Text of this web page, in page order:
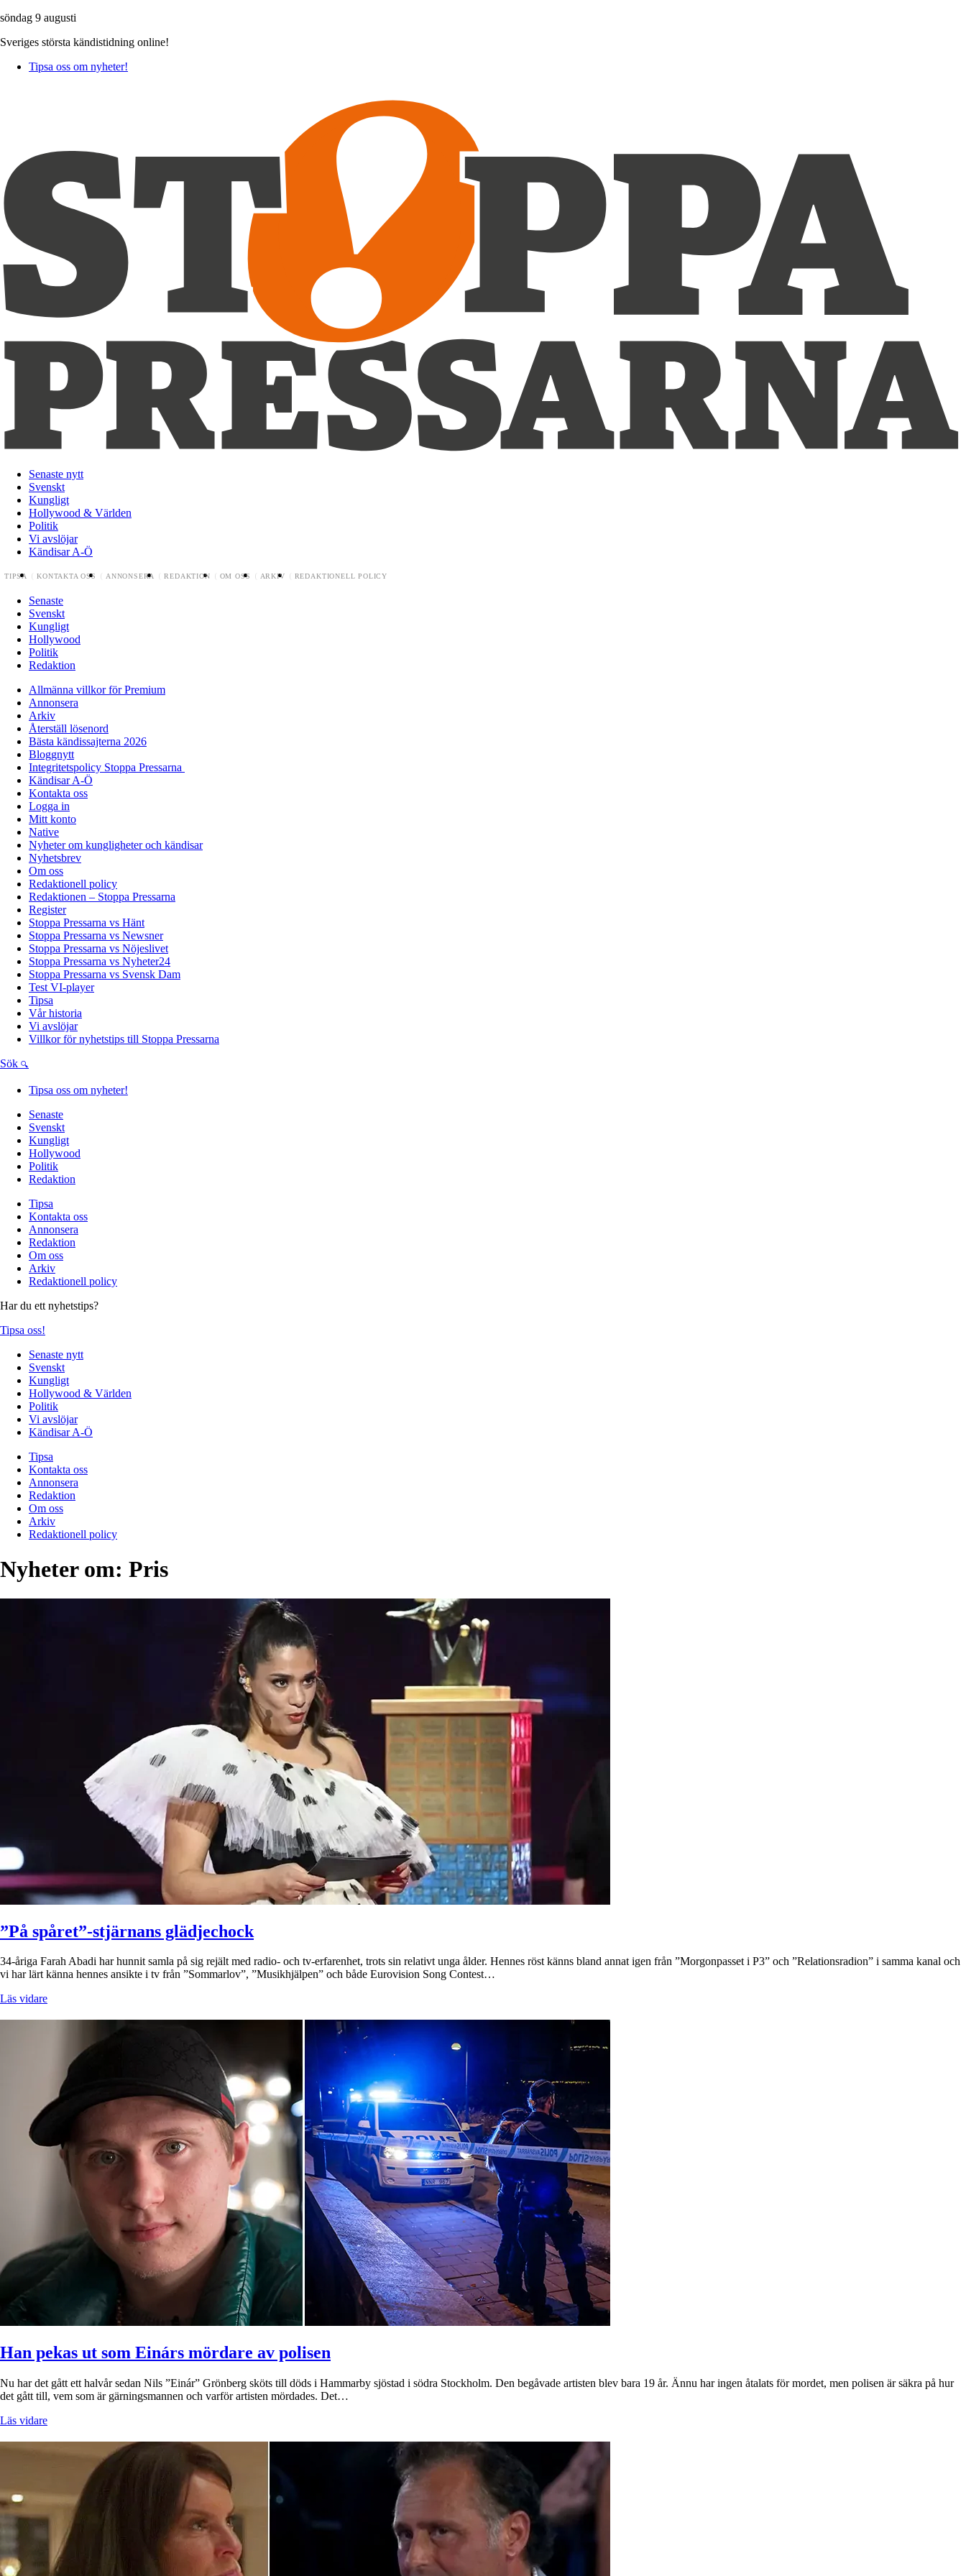
söndag 9 augusti
Sveriges största kändistidning online!
Tipsa oss om nyheter!
Senaste nytt
Svenskt
Kungligt
Hollywood & Världen
Politik
Vi avslöjar
Kändisar A-Ö
TIPSA KONTAKTA OSS ANNONSERA REDAKTION OM OSS ARKIV REDAKTIONELL POLICY
Senaste
Svenskt
Kungligt
Hollywood
Politik
Redaktion
Allmänna villkor för Premium
Annonsera
Arkiv
Återställ lösenord
Bästa kändissajterna 2026
Bloggnytt
Integritetspolicy Stoppa Pressarna
Kändisar A-Ö
Kontakta oss
Logga in
Mitt konto
Native
Nyheter om kungligheter och kändisar
Nyhetsbrev
Om oss
Redaktionell policy
Redaktionen – Stoppa Pressarna
Register
Stoppa Pressarna vs Hänt
Stoppa Pressarna vs Newsner
Stoppa Pressarna vs Nöjeslivet
Stoppa Pressarna vs Nyheter24
Stoppa Pressarna vs Svensk Dam
Test VI-player
Tipsa
Vår historia
Vi avslöjar
Villkor för nyhetstips till Stoppa Pressarna
Sök
Tipsa oss om nyheter!
Senaste
Svenskt
Kungligt
Hollywood
Politik
Redaktion
Tipsa
Kontakta oss
Annonsera
Redaktion
Om oss
Arkiv
Redaktionell policy
Har du ett nyhetstips?
Tipsa oss!
Senaste nytt
Svenskt
Kungligt
Hollywood & Världen
Politik
Vi avslöjar
Kändisar A-Ö
Tipsa
Kontakta oss
Annonsera
Redaktion
Om oss
Arkiv
Redaktionell policy
Nyheter om: Pris
”På spåret”-stjärnans glädjechock
34-åriga Farah Abadi har hunnit samla på sig rejält med radio- och tv-erfarenhet, trots sin relativt unga ålder. Hennes röst känns bland annat igen från ”Morgonpasset i P3” och ”Relationsradion” i samma kanal och
vi har lärt känna hennes ansikte i tv från ”Sommarlov”, ”Musikhjälpen” och både Eurovision Song Contest…
Läs vidare
Han pekas ut som Einárs mördare av polisen
Nu har det gått ett halvår sedan Nils ”Einár” Grönberg sköts till döds i Hammarby sjöstad i södra Stockholm. Den begåvade artisten blev bara 19 år. Ännu har ingen åtalats för mordet, men polisen är säkra på hur
det gått till, vem som är gärningsmannen och varför artisten mördades. Det…
Läs vidare